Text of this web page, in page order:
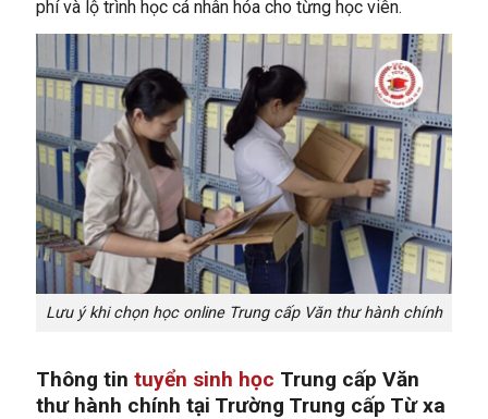
phí và lộ trình học cá nhân hóa cho từng học viên.
Lưu ý khi chọn học online Trung cấp Văn thư hành chính
Thông tin tuyển sinh học Trung cấp Văn
thư hành chính tại Trường Trung cấp Từ xa